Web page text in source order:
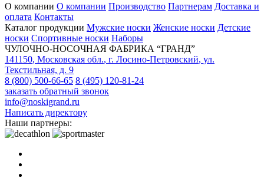
О компании О компании Производство Партнерам Доставка и
оплата Контакты
Каталог продукции Мужские носки Женские носки Детские
носки Спортивные носки Наборы
ЧУЛОЧНО-НОСОЧНАЯ ФАБРИКА “ГРАНД”
141150, Московская обл., г. Лосино-Петровский, ул.
Текстильная, д. 9
8 (800) 500-66-65 8 (495) 120-81-24
заказать обратный звонок
info@noskigrand.ru
Написать директору
Наши партнеры: